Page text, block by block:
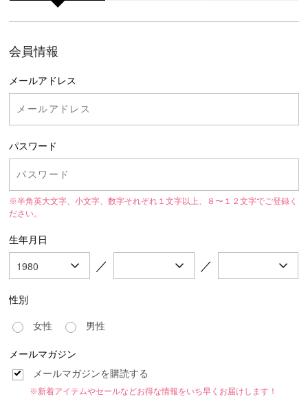
会員情報
メールアドレス
パスワード
※半角英大文字、小文字、数字それぞれ１文字以上、８〜１２文字でご登録く
ださい。
生年月日
／ ／
性別
女性
男性
メールマガジン
メールマガジンを購読する
※新着アイテムやセールなどお得な情報をいち早くお届けします！